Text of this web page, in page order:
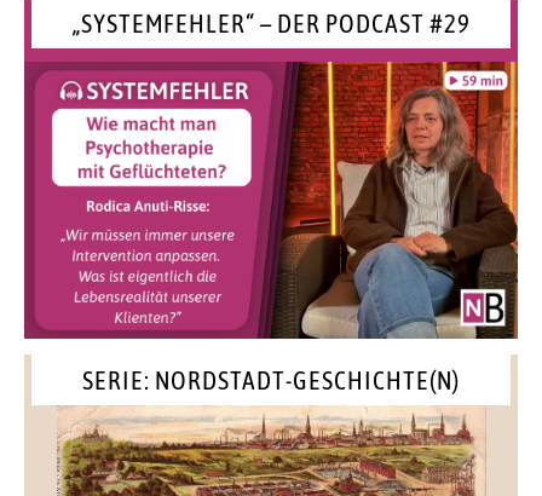
„SYSTEMFEHLER“ – DER PODCAST #29
SERIE: NORDSTADT-GESCHICHTE(N)